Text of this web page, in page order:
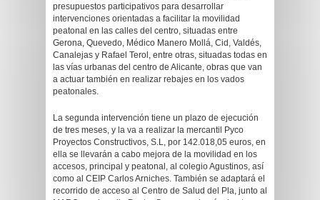
presupuestos participativos para desarrollar
intervenciones orientadas a facilitar la movilidad
peatonal en las calles del centro, situadas entre
Gerona, Quevedo, Médico Manero Mollá, Cid, Valdés,
Canalejas y Rafael Terol, entre otras, situadas todas en
las vías urbanas del centro de Alicante, obras que van
a actuar también en realizar rebajes en los vados
peatonales.
La segunda intervención tiene un plazo de ejecución
de tres meses, y la va a realizar la mercantil Pyco
Proyectos Constructivos, S.L, por 142.018,05 euros, en
ella se llevarán a cabo mejora de la movilidad en los
accesos, principal y peatonal, al colegio Agustinos, así
como al CEIP Carlos Arniches. También se adaptará el
recorrido de acceso al Centro de Salud del Pla, junto al